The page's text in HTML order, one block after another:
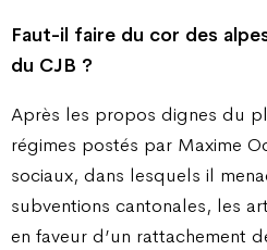
Faut-il faire du cor des
du CJB ?
Après les propos dignes du
régimes postés par Maxime
sociaux, dans lesquels il
subventions cantonales, les
en faveur d’un rattachement